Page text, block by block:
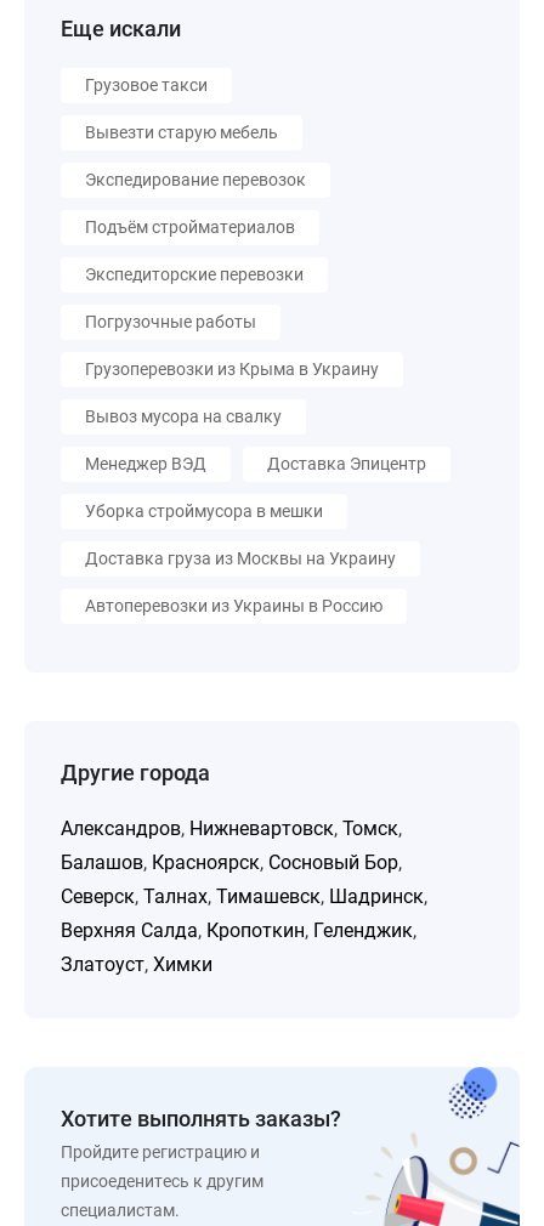
Еще искали
Грузовое такси
Вывезти старую мебель
Экспедирование перевозок
Подъём стройматериалов
Экспедиторские перевозки
Погрузочные работы
Грузоперевозки из Крыма в Украину
Вывоз мусора на свалку
Менеджер ВЭД Доставка Эпицентр
Уборка строймусора в мешки
Доставка груза из Москвы на Украину
Автоперевозки из Украины в Россию
Другие города
Александров, Нижневартовск, Томск,
Балашов, Красноярск, Сосновый Бор,
Северск, Талнах, Тимашевск, Шадринск,
Верхняя Салда, Кропоткин, Геленджик,
Златоуст, Химки
Хотите выполнять заказы?
Пройдите регистрацию и
присоеденитесь к другим
специалистам.